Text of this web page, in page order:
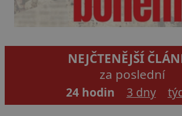
NEJČTENĚJŠÍ
za poslední
24 hodin 3 dny